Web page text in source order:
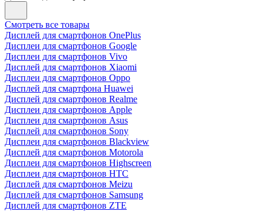
Смотреть все товары
Дисплей для смартфонов OnePlus
Дисплеи для смартфонов Google
Дисплеи для смартфонов Vivo
Дисплей для смартфонов Xiaomi
Дисплеи для смартфонов Oppo
Дисплей для смартфона Huawei
Дисплей для смартфонов Realme
Дисплеи для смартфонов Apple
Дисплеи для смартфонов Asus
Дисплей для смартфонов Sony
Дисплеи для смартфонов Blackview
Дисплей для смартфонов Motorola
Дисплеи для смартфонов Highscreen
Дисплеи для смартфонов HTC
Дисплей для смартфонов Meizu
Дисплей для смартфонов Samsung
Дисплей для смартфонов ZTE